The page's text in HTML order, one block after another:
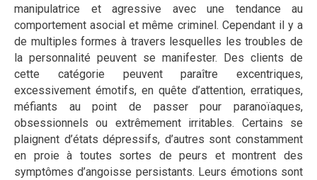
manipulatrice et agressive avec une tendance au
comportement asocial et même criminel. Cependant il y a
de multiples formes à travers lesquelles les troubles de
la personnalité peuvent se manifester. Des clients de
cette catégorie peuvent paraître excentriques,
excessivement émotifs, en quête d’attention, erratiques,
méfiants au point de passer pour paranoïaques,
obsessionnels ou extrêmement irritables. Certains se
plaignent d’états dépressifs, d’autres sont constamment
en proie à toutes sortes de peurs et montrent des
symptômes d’angoisse persistants. Leurs émotions sont